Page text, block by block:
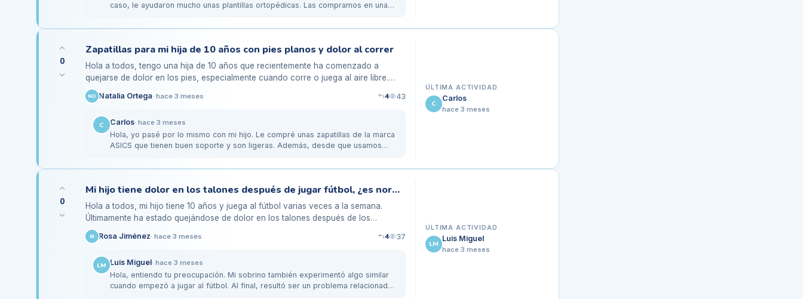
caso, le ayudaron mucho unas plantillas ortopédicas. Las compramos en una
0
Zapatillas para mi hija de 10 años con pies planos y dolor al correr
Hola a todos, tengo una hija de 10 años que recientemente ha comenzado a
quejarse de dolor en los pies, especialmente cuando corre o juega al aire libre.
Después de llevarla al…
NO Natalia Ortega· hace 3 meses 4 43
C Carlos· hace 3 meses
Hola, yo pasé por lo mismo con mi hijo. Le compré unas zapatillas de la marca
ASICS que tienen buen soporte y son ligeras. Además, desde que usamos
ÚLTIMA ACTIVIDAD
C
Carlos
hace 3 meses
0
Mi hijo tiene dolor en los talones después de jugar fútbol, ¿es normal?
Hola a todos, mi hijo tiene 10 años y juega al fútbol varias veces a la semana.
Últimamente ha estado quejándose de dolor en los talones después de los
entrenamientos y partidos.…
RJ Rosa Jiménez· hace 3 meses 4 37
LM Luis Miguel· hace 3 meses
Hola, entiendo tu preocupación. Mi sobrino también experimentó algo similar
cuando empezó a jugar al fútbol. Al final, resultó ser un problema relacionado
ÚLTIMA ACTIVIDAD
LM
Luis Miguel
hace 3 meses